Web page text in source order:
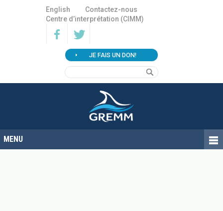
English
Contactez-nous
Centre d’interprétation (CIMM)
JE FAIS UN DON!